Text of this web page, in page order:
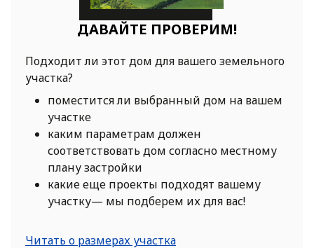
ДАВАЙТЕ ПРОВЕРИМ!
Подходит ли этот дом для вашего земельного
участка?
поместится ли выбранный дом на вашем
участке
каким параметрам должен
соответствовать дом согласно местному
плану застройки
какие еще проекты подходят вашему
участку— мы подберем их для вас!
Читать о размерах участка